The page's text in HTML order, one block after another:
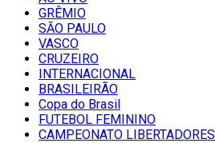
GRÊMIO
SĀO PAULO
VASCO
CRUZEIRO
INTERNACIONAL
BRASILEIRÃO
Copa do Brasil
FUTEBOL FEMININO
CAMPEONATO LIBERTADORES